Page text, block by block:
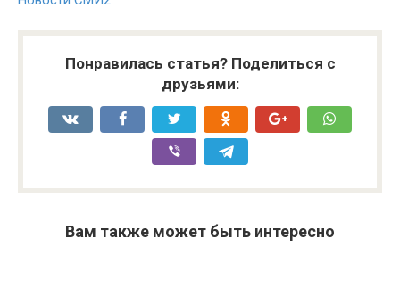
Понравилась статья? Поделиться с
друзьями:
Вам также может быть интересно